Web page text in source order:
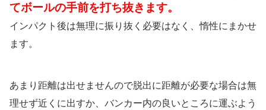
てボールの手前を打ち抜きます。
インパクト後は無理に振り抜く必要はなく、惰性にまかせ
ます。
あまり距離は出せませんので脱出に距離が必要な場合は無
理せず近くに出すか、バンカー内の良いところに運ぶよう